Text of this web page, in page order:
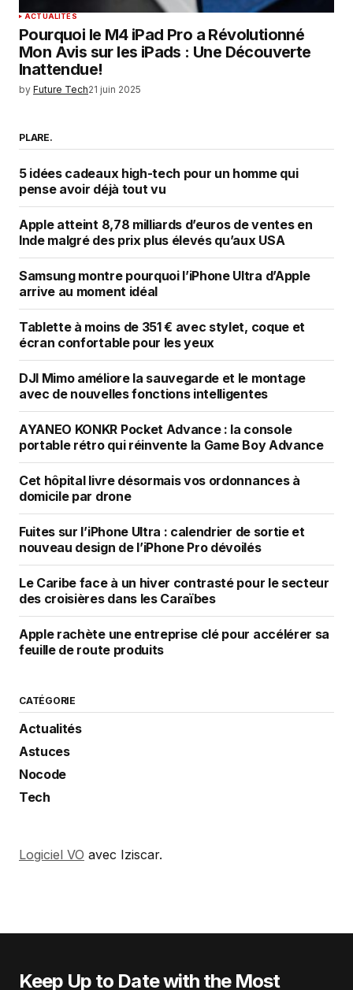
ACTUALITÉS
Pourquoi le M4 iPad Pro a Révolutionné
Mon Avis sur les iPads : Une Découverte
Inattendue!
by Future Tech21 juin 2025
PLARE.
5 idées cadeaux high-tech pour un homme qui
pense avoir déjà tout vu
Apple atteint 8,78 milliards d’euros de ventes en
Inde malgré des prix plus élevés qu’aux USA
Samsung montre pourquoi l’iPhone Ultra d’Apple
arrive au moment idéal
Tablette à moins de 351 € avec stylet, coque et
écran confortable pour les yeux
DJI Mimo améliore la sauvegarde et le montage
avec de nouvelles fonctions intelligentes
AYANEO KONKR Pocket Advance : la console
portable rétro qui réinvente la Game Boy Advance
Cet hôpital livre désormais vos ordonnances à
domicile par drone
Fuites sur l’iPhone Ultra : calendrier de sortie et
nouveau design de l’iPhone Pro dévoilés
Le Caribe face à un hiver contrasté pour le secteur
des croisières dans les Caraïbes
Apple rachète une entreprise clé pour accélérer sa
feuille de route produits
CATÉGORIE
Actualités
Astuces
Nocode
Tech
Logiciel VO avec Iziscar.
Keep Up to Date with the Most